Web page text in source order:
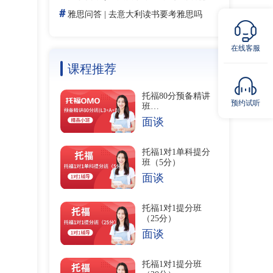
在线客服
预约试听
＃ 雅思问答 去意大利读书要考雅思吗
课程推荐
托福80分预备精讲
班
(L3+A+B)04000079
副本
面谈
托福1对1单科提分
班（5分）
面谈
托福1对1提分班
（25分）
面谈
托福1对1提分班